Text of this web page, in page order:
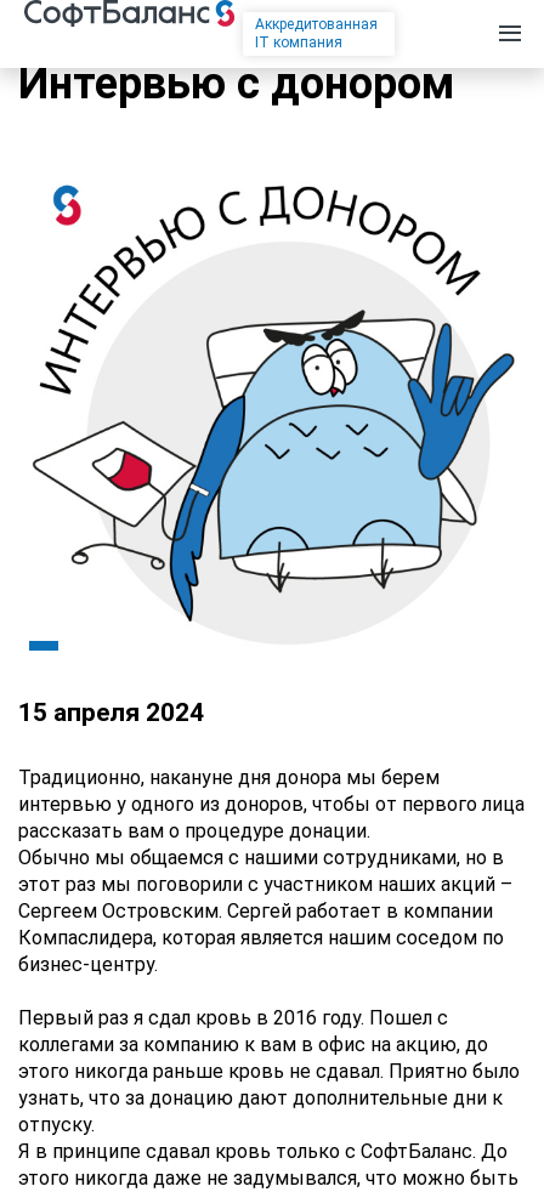
Аккредитованная
IT компания
Интервью с донором
15 апреля 2024
Традиционно, накануне дня донора мы берем
интервью у одного из доноров, чтобы от первого лица
рассказать вам о процедуре донации.
Обычно мы общаемся с нашими сотрудниками, но в
этот раз мы поговорили с участником наших акций –
Сергеем Островским. Сергей работает в компании
Компаслидера, которая является нашим соседом по
бизнес-центру.
Первый раз я сдал кровь в 2016 году. Пошел с
коллегами за компанию к вам в офис на акцию, до
этого никогда раньше кровь не сдавал. Приятно было
узнать, что за донацию дают дополнительные дни к
отпуску.
Я в принципе сдавал кровь только с СофтБаланс. До
этого никогда даже не задумывался, что можно быть